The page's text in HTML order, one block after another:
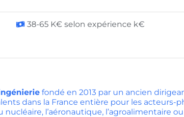
38-65 K€ selon expérience k€
fondé en 2013 par un ancien
dans la France entière pour les acteurs-
l’aéronautique, l’agroalimentaire